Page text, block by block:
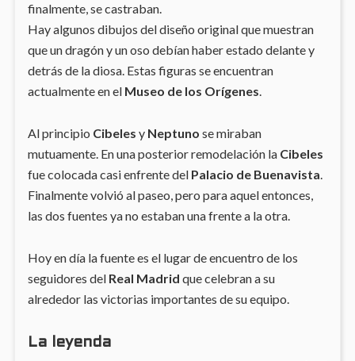
finalmente, se castraban.
Hay algunos dibujos del diseño original que muestran
que un dragón y un oso debían haber estado delante y
detrás de la diosa. Estas figuras se encuentran
actualmente en elMuseo de los Orígenes.
Al principio Cibeles y Neptuno se miraban
mutuamente. En una posterior remodelación la Cibeles
fue colocada casi enfrente del Palacio de Buenavista.
Finalmente volvió al paseo, pero para aquel entonces,
las dos fuentes ya no estaban una frente a la otra.
Hoy en día la fuente es el lugar de encuentro de los
seguidores delReal Madrid que celebran a su
alrededor las victorias importantes de su equipo.
La leyenda